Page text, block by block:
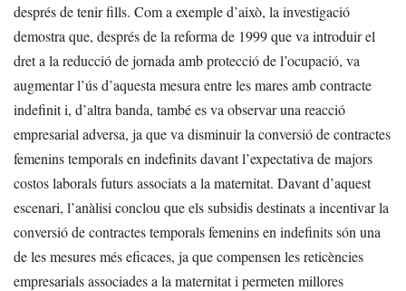
després de tenir fills. Com a exemple d’això, la investigació
demostra que, després de la reforma de 1999 que va introduir el
dret a la reducció de jornada amb protecció de l’ocupació, va
augmentar l’ús d’aquesta mesura entre les mares amb contracte
indefinit i, d’altra banda, també es va observar una reacció
empresarial adversa, ja que va disminuir la conversió de contractes
femenins temporals en indefinits davant l’expectativa de majors
costos laborals futurs associats a la maternitat. Davant d’aquest
escenari, l’anàlisi conclou que els subsidis destinats a incentivar la
conversió de contractes temporals femenins en indefinits són una
de les mesures més eficaces, ja que compensen les reticències
empresarials associades a la maternitat i permeten millores